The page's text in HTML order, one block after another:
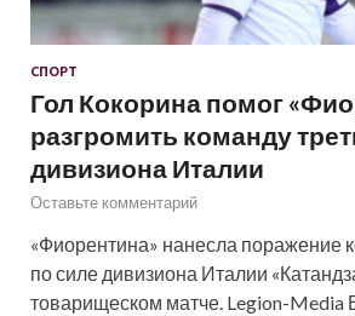
СПОРТ
Гол Кокорина помог
разгромить команду
дивизиона Италии
Оставьте комментарий
«Фиорентина» нанесла поражение
по силе дивизиона Италии
товарищеском матче. Legion-Media